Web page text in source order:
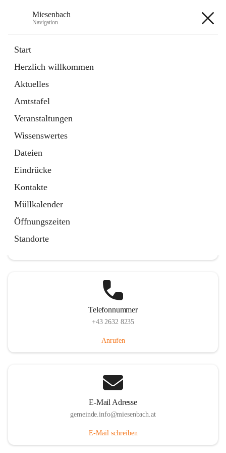
Miesenbach
Navigation
Start
Herzlich willkommen
Aktuelles
Amtstafel
Veranstaltungen
Wissenswertes
Dateien
Eindrücke
Kontakte
Müllkalender
Öffnungszeiten
Standorte
Externe Webseite
in
Tab
Region Schneebergland
Externe Webseite
öffnet
in
neuem
Tab
Telefonnummer
+43 2632 8235
Anrufen
E-Mail Adresse
gemeinde.info@miesenbach.at
E-Mail schreiben